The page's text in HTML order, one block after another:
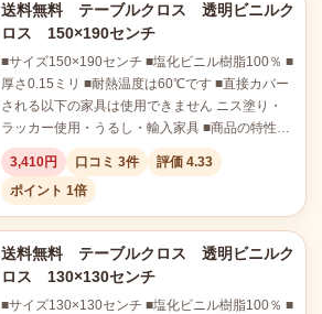
送料無料 テーブルクロス 透明ビニルク
ロス 150×190センチ
■サイズ150×190センチ ■塩化ビニル樹脂100％ ■
厚さ0.15ミリ ■耐熱温度は60℃です ■直接カバー
される以下の家具は使用できません ニス塗り・
ラッカー使用・うるし・輸入家具 ■商品の特性…
3,410円 口コミ 3件
評価 4.33
ポイント 1倍
送料無料 テーブルクロス 透明ビニルク
ロス 130×130センチ
■サイズ130×130センチ ■塩化ビニル樹脂100％ ■